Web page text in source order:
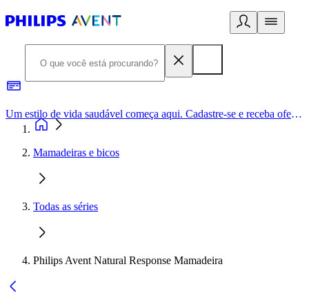
Um estilo de vida saudável começa aqui. Cadastre-se e receba ofertas exclusivas.
Mamadeiras e bicos
Todas as séries
Philips Avent Natural Response Mamadeira